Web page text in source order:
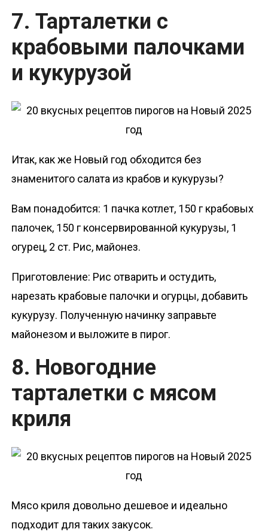
7. Тарталетки с
крабовыми палочками
и кукурузой
Итак, как же Новый год обходится без
знаменитого салата из крабов и кукурузы?
Вам понадобится: 1 пачка котлет, 150 г крабовых
палочек, 150 г консервированной кукурузы, 1
огурец, 2 ст. Рис, майонез.
Приготовление: Рис отварить и остудить,
нарезать крабовые палочки и огурцы, добавить
кукурузу. Полученную начинку заправьте
майонезом и выложите в пирог.
8. Новогодние
тарталетки с мясом
криля
Мясо криля довольно дешевое и идеально
подходит для таких закусок.